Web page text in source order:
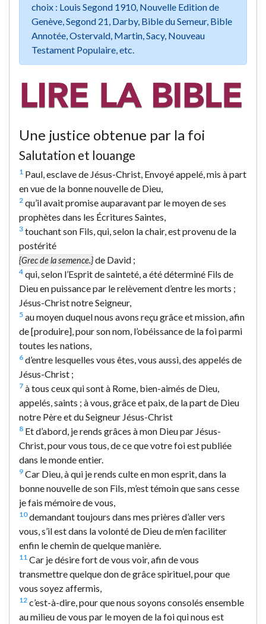
choix : Louis Segond 1910, Nouvelle Edition de
Genève, Segond 21, Darby, Bible du Semeur, Bible
Annotée, Ostervald, Martin, Sacy, Nouveau
Testament Populaire, etc.
Une justice obtenue par la foi
Salutation et louange
1 Paul, esclave de Jésus-Christ, Envoyé appelé, mis à part
en vue de la bonne nouvelle de Dieu,
2 qu’il avait promise auparavant par le moyen de ses
prophètes dans les Écritures Saintes,
3 touchant son Fils, qui, selon la chair, est provenu de la
postérité
{Grec de la semence.}de David ;
4 qui, selon l’Esprit de sainteté, a été déterminé Fils de
Dieu en puissance par le relèvement d’entre les morts ;
Jésus-Christ notre Seigneur,
5 au moyen duquel nous avons reçu grâce et mission, afin
de [produire], pour son nom, l’obéissance de la foi parmi
toutes les nations,
6 d’entre lesquelles vous êtes, vous aussi, des appelés de
Jésus-Christ ;
7 à tous ceux qui sont à Rome, bien-aimés de Dieu,
appelés, saints ; à vous, grâce et paix, de la part de Dieu
notre Père et du Seigneur Jésus-Christ
8 Et d’abord, je rends grâces à mon Dieu par Jésus-
Christ, pour vous tous, de ce que votre foi est publiée
dans le monde entier.
9 Car Dieu, à qui je rends culte en mon esprit, dans la
bonne nouvelle de son Fils, m’est témoin que sans cesse
je fais mémoire de vous,
10demandant toujours dans mes prières d’aller vers
vous, s’il est dans la volonté de Dieu de m’en faciliter
enfin le chemin de quelque manière.
11 Car je désire fort de vous voir, afin de vous
transmettre quelque don de grâce spirituel, pour que
vous soyez affermis,
12 c’est-à-dire, pour que nous soyons consolés ensemble
au milieu de vous par le moyen de la foi qui nous est